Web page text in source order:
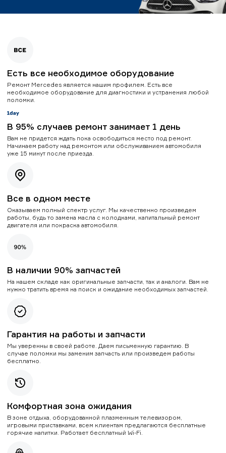
Есть все необходимое оборудование
Ремонт Mercedes является нашим профилем. Есть все
необходимое оборудование для диагностики и устранения любой
поломки.
В 95% случаев ремонт занимает 1 день
Вам не придется ждать пока освободиться место под ремонт.
Начинаем работу над ремонтом или обслуживанием автомобиля
уже 15 минут после приезда.
Все в одном месте
Оказываем полный спектр услуг. Мы качественно произведем
работы, будь то замена масла с колодками, капитальный ремонт
двигателя или покраска автомобиля.
В наличии 90% запчастей
На нашем складе как оригинальные запчасти, так и аналоги. Вам не
нужно тратить время на поиск и ожидание необходимых запчастей.
Гарантия на работы и запчасти
Мы уверенны в своей работе. Даем письменную гарантию. В
случае поломки мы заменим запчасть или произведем работы
бесплатно.
Комфортная зона ожидания
В зоне отдыха, оборудованной плазменным телевизором,
игровыми приставками, всем клиентам предлагаются бесплатные
горячие напитки. Работает бесплатный Wi-Fi.